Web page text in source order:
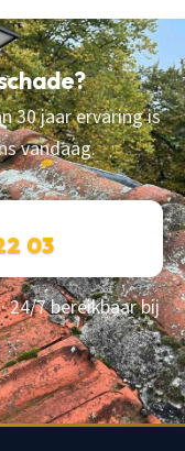
30 jaar ervaring is
vandaag.
03
24/7 bereikbaar bij